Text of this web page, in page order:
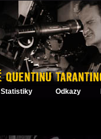
Statistiky Odkazy